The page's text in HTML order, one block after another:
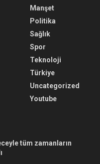
Manşet
Politika
Sağlık
Spor
Teknoloji
Türkiye
Uncategorized
Youtube
tüm zamanların